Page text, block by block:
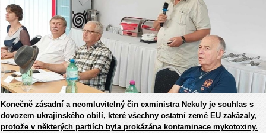
Konečně zásadní a neomluvitelný čin exministra Nekuly je souhlas s
dovozem ukrajinského obilí, které všechny ostatní země EU zakázaly,
protože v některých partiích byla prokázána kontaminace mykotoxiny.